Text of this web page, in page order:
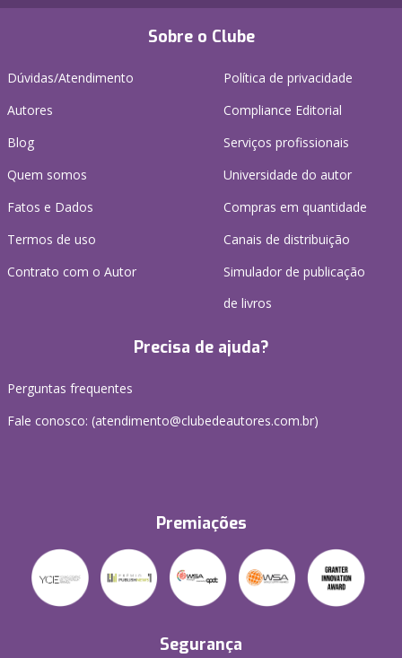
Sobre o Clube
Dúvidas/Atendimento
Autores
Blog
Quem somos
Fatos e Dados
Termos de uso
Contrato com o Autor
Política de privacidade
Compliance Editorial
Serviços profissionais
Universidade do autor
Compras em quantidade
Canais de distribuição
Simulador de publicação
de livros
Precisa de ajuda?
Perguntas frequentes
Fale conosco: (atendimento@clubedeautores.com.br)
Premiações
Segurança